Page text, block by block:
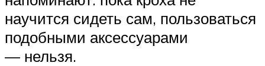
научится сидеть сам, пользоваться
подобными аксессуарами
— нельзя.